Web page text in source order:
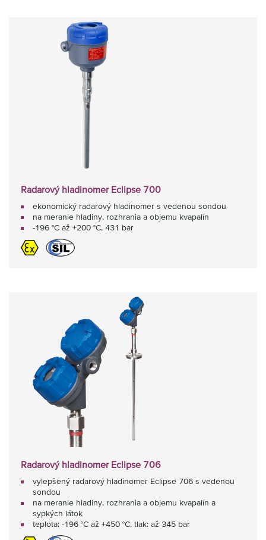
Radarový hladinomer Eclipse 700
ekonomický radarový hladinomer s vedenou sondou
na meranie hladiny, rozhrania a objemu kvapalín
-196 °C až +200 °C, 431 bar
Radarový hladinomer Eclipse 706
vylepšený radarový hladinomer Eclipse 706 s vedenou
sondou
na meranie hladiny, rozhrania a objemu kvapalín a
sypkých látok
teplota: -196 °C až +450 °C, tlak: až 345 bar